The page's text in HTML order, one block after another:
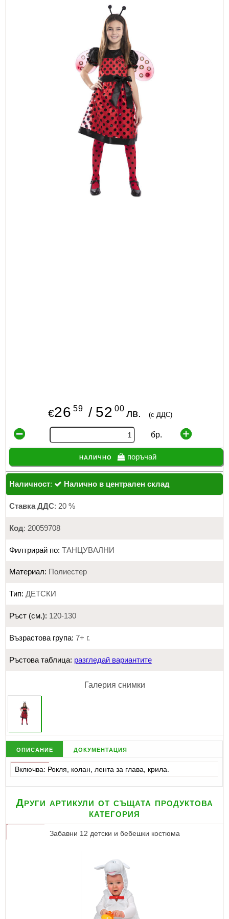
ИЗКУСТВА
СПОРТ
МЕБЕЛИ И ОБОРУДВАНЕ
КАНЦЕЛАРСКИ МАТЕРИАЛИ
КНИГИ И УЧЕБНИЦИ
БДП
НОВИ
ПРОМОЦИИ
S.T.E.M.
€26 59 / 52 00 лв. (с ДДС)
бр.
налично поръчай
Наличност: Налично в централен склад
Ставка ДДС: 20 %
Код: 20059708
Филтрирай по: ТАНЦУВАЛНИ
Материал: Полиестер
Тип: ДЕТСКИ
Ръст (см.): 120-130
Възрастова група: 7+ г.
Ръстова таблица: разгледай вариантите
Галерия снимки
описание документация
Включва: Рокля, колан, лента за глава, крила.
Други артикули от същата продуктова
категория
Забавни 12 детски и бебешки костюма